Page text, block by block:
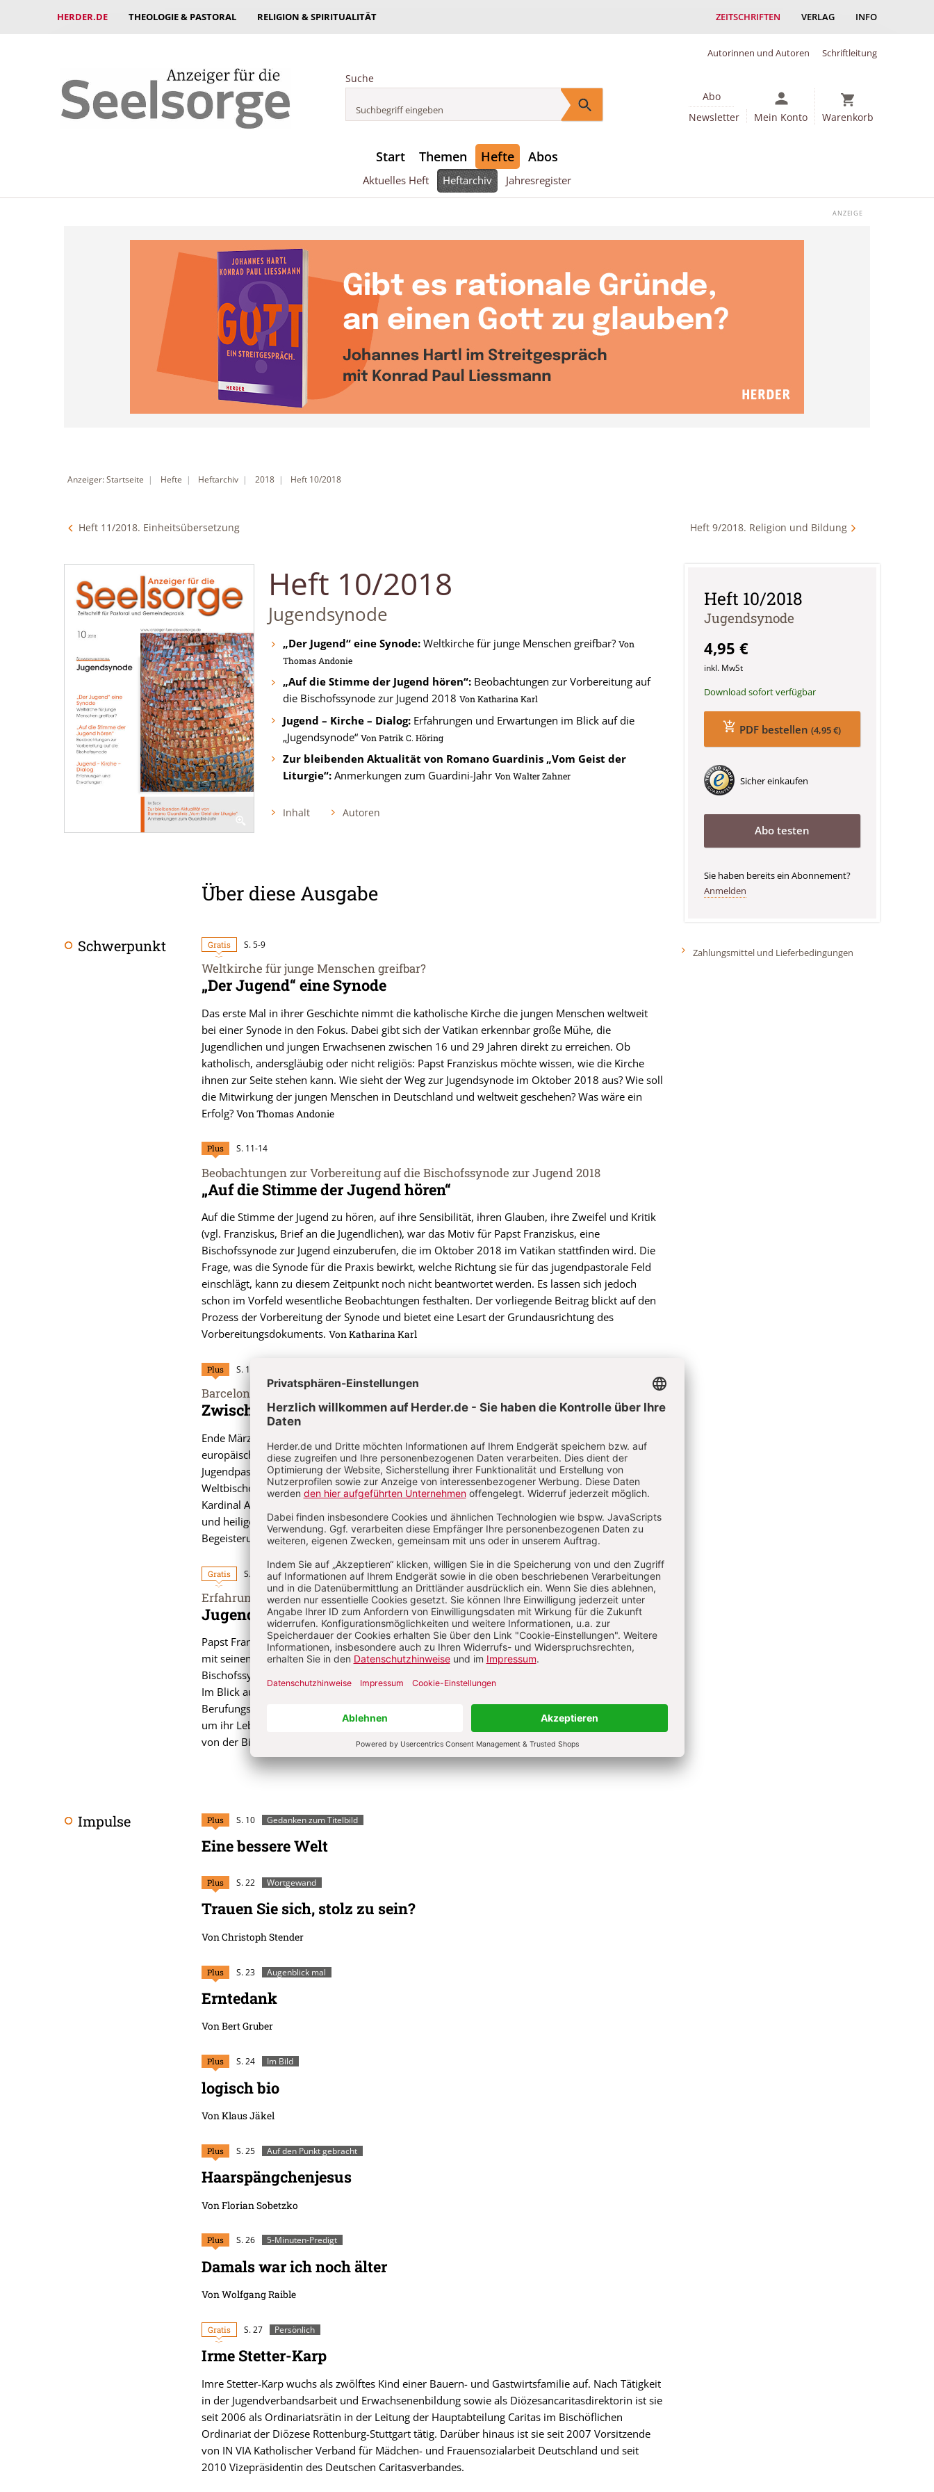
HERDER.DE THEOLOGIE & PASTORAL RELIGION & SPIRITUALITÄT ZEITSCHRIFTEN VERLAG INFO
Autorinnen und Autoren Schriftleitung
Suche
Abo
Newsletter
Mein Konto Warenkorb
Start Themen Hefte Abos
Aktuelles Heft Heftarchiv Jahresregister
Anzeiger: Startseite Hefte Heftarchiv 2018 Heft 10/2018
Heft 11/2018. Einheitsübersetzung Heft 9/2018. Religion und Bildung
Heft 10/2018
:
Jugendsynode
„Der Jugend“ eine Synode:Weltkirche für junge Menschen greifbar? Von
Thomas Andonie
„Auf die Stimme der Jugend hören“:Beobachtungen zur Vorbereitung auf
die Bischofssynode zur Jugend 2018 VonKatharina Karl
Jugend – Kirche – Dialog:Erfahrungen und Erwartungen im Blick auf die
„Jugendsynode“ Von Patrik C. Höring
Zur bleibenden Aktualität von Romano Guardinis „Vom Geist der
Liturgie“:Anmerkungen zum Guardini-Jahr Von Walter Zahner
Inhalt Autoren
Heft 10/2018
:
Jugendsynode
4,95 €
inkl. MwSt
Download sofort verfügbar
PDF bestellen(4,95 €)
Sicher einkaufen
Abo testen
Sie haben bereits ein Abonnement?
Anmelden
Zahlungsmittel und Lieferbedingungen
Über diese Ausgabe
Schwerpunkt Gratis S. 5-9
Weltkirche für junge Menschen greifbar?
:
„Der Jugend“ eine Synode
Das erste Mal in ihrer Geschichte nimmt die katholische Kirche die jungen Menschen weltweit
bei einer Synode in den Fokus. Dabei gibt sich der Vatikan erkennbar große Mühe, die
Jugendlichen und jungen Erwachsenen zwischen 16 und 29 Jahren direkt zu erreichen. Ob
katholisch, andersgläubig oder nicht religiös: Papst Franziskus möchte wissen, wie die Kirche
ihnen zur Seite stehen kann. Wie sieht der Weg zur Jugendsynode im Oktober 2018 aus? Wie soll
die Mitwirkung der jungen Menschen in Deutschland und weltweit geschehen? Was wäre ein
Erfolg? Von Thomas Andonie
Plus S. 11-14
Beobachtungen zur Vorbereitung auf die Bischofssynode zur Jugend 2018
:
„Auf die Stimme der Jugend hören“
Auf die Stimme der Jugend zu hören, auf ihre Sensibilität, ihren Glauben, ihre Zweifel und Kritik
(vgl. Franziskus, Brief an die Jugendlichen), war das Motiv für Papst Franziskus, eine
Bischofssynode zur Jugend einzuberufen, die im Oktober 2018 im Vatikan stattfinden wird. Die
Frage, was die Synode für die Praxis bewirkt, welche Richtung sie für das jugendpastorale Feld
einschlägt, kann zu diesem Zeitpunkt noch nicht beantwortet werden. Es lassen sich jedoch
schon im Vorfeld wesentliche Beobachtungen festhalten. Der vorliegende Beitrag blickt auf den
Prozess der Vorbereitung der Synode und bietet eine Lesart der Grundausrichtung des
Vorbereitungsdokuments. Von Katharina Karl
Plus S. 15-18
Barcelona legt vor
:
Zwischen Selbstwerterfahrung und Engagement
Ende März 2017 tagte im spanischen Barcelona vier Tage lang ein Symposium des Rats der
europäischen Bischofskonferenzen (CCEE), mit ca. 30 Bischöfen, 230 Fachleuten aus der
Jugendpastoral und mit Jugendlichen selbst. Es war ein erstes Vorbereitungstreffen für die
Weltbischofssynode 2018, die der Jugend gewidmet ist. Dort verband der CCEE-Präsident
Kardinal Angelo Bagnasco mit der zu umwerbenden Jugend auch die Hoffnung auf ein „gesundes
und heiliges Dissidententum“. Denn junge Menschen könnten „mit Liebe, Leidenschaft und
Begeisterung“ gegen den Mainstream schwimmen.Von Ottmar Fuchs
Gratis S. 19-21
Erfahrungen und Erwartungen im Blick auf die „Jugendsynode“
:
Jugend – Kirche – Dialog
Papst Franziskus macht also tatsächlich ernst. Zum dritten Mal sucht er den Dialog – nicht nur
mit seinen bischöflichen Mitbrüdern, sondern er schaltet den Beratungen auf der
Bischofssynode eine Befragung vor, an der sich alle (jugendlichen) Gläubigen beteiligen können.
Im Blick auf die Synode zum Thema „Die Jugendlichen, der Glaube und die
Berufungsunterscheidung“ ist es mehr als sinnvoll, Jugendlichen selbst Gehör zu verschaffen,
um ihr Lebensgefühl, ihre Anliegen und ihre Nöte wahrzunehmen. Was ist davon zu halten und
von der Bischofssynode zu erwarten?Von Patrik C. Höring
Impulse Plus S. 10 Gedanken zum Titelbild
Eine bessere Welt
Plus S. 22 Wortgewand
Trauen Sie sich, stolz zu sein?
Von Christoph Stender
Plus S. 23 Augenblick mal
Erntedank
Von Bert Gruber
Plus S. 24 Im Bild
logisch bio
Von Klaus Jäkel
Plus S. 25 Auf den Punkt gebracht
Haarspängchenjesus
Von Florian Sobetzko
Plus S. 26 5-Minuten-Predigt
Damals war ich noch älter
Von Wolfgang Raible
Gratis S. 27 Persönlich
Irme Stetter-Karp
Imre Stetter-Karp wuchs als zwölftes Kind einer Bauern- und Gastwirtsfamilie auf. Nach Tätigkeit
in der Jugendverbandsarbeit und Erwachsenenbildung sowie als Diözesancaritasdirektorin ist sie
seit 2006 als Ordinariatsrätin in der Leitung der Hauptabteilung Caritas im Bischöflichen
Ordinariat der Diözese Rottenburg-Stuttgart tätig. Darüber hinaus ist sie seit 2007 Vorsitzende
von IN VIA Katholischer Verband für Mädchen- und Frauensozialarbeit Deutschland und seit
2010 Vizepräsidentin des Deutschen Caritasverbandes.